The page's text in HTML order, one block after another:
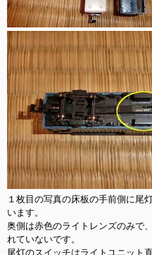
１枚目の写真の床板の手前側に尾
います。
奥側は赤色のライトレンズのみで
れていないです。
尾灯のスイッチはライトユニット